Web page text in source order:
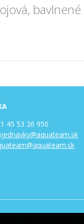
45 53 26 950